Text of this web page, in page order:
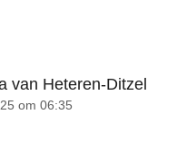
van Heteren-Ditzel
om 06:35